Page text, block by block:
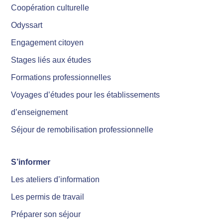
Coopération culturelle
Odyssart
Engagement citoyen
Stages liés aux études
Formations professionnelles
Voyages d’études pour les établissements
d’enseignement
Séjour de remobilisation professionnelle
S’informer
Les ateliers d’information
Les permis de travail
Préparer son séjour